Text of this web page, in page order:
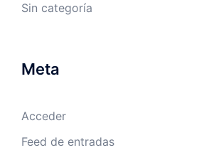
Sin categoría
Meta
Acceder
Feed de entradas